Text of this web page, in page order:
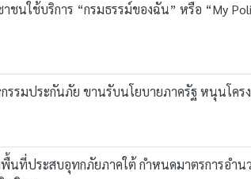
นใช้บริการ “กรมธรรม์ของฉัน” หรือ “My
รมประกันภัย ขานรับนโยบายภาครัฐ หนุนโคร
นที่ประสบอุทกภัยภาคใต้ กำหนดมาตรการอำน